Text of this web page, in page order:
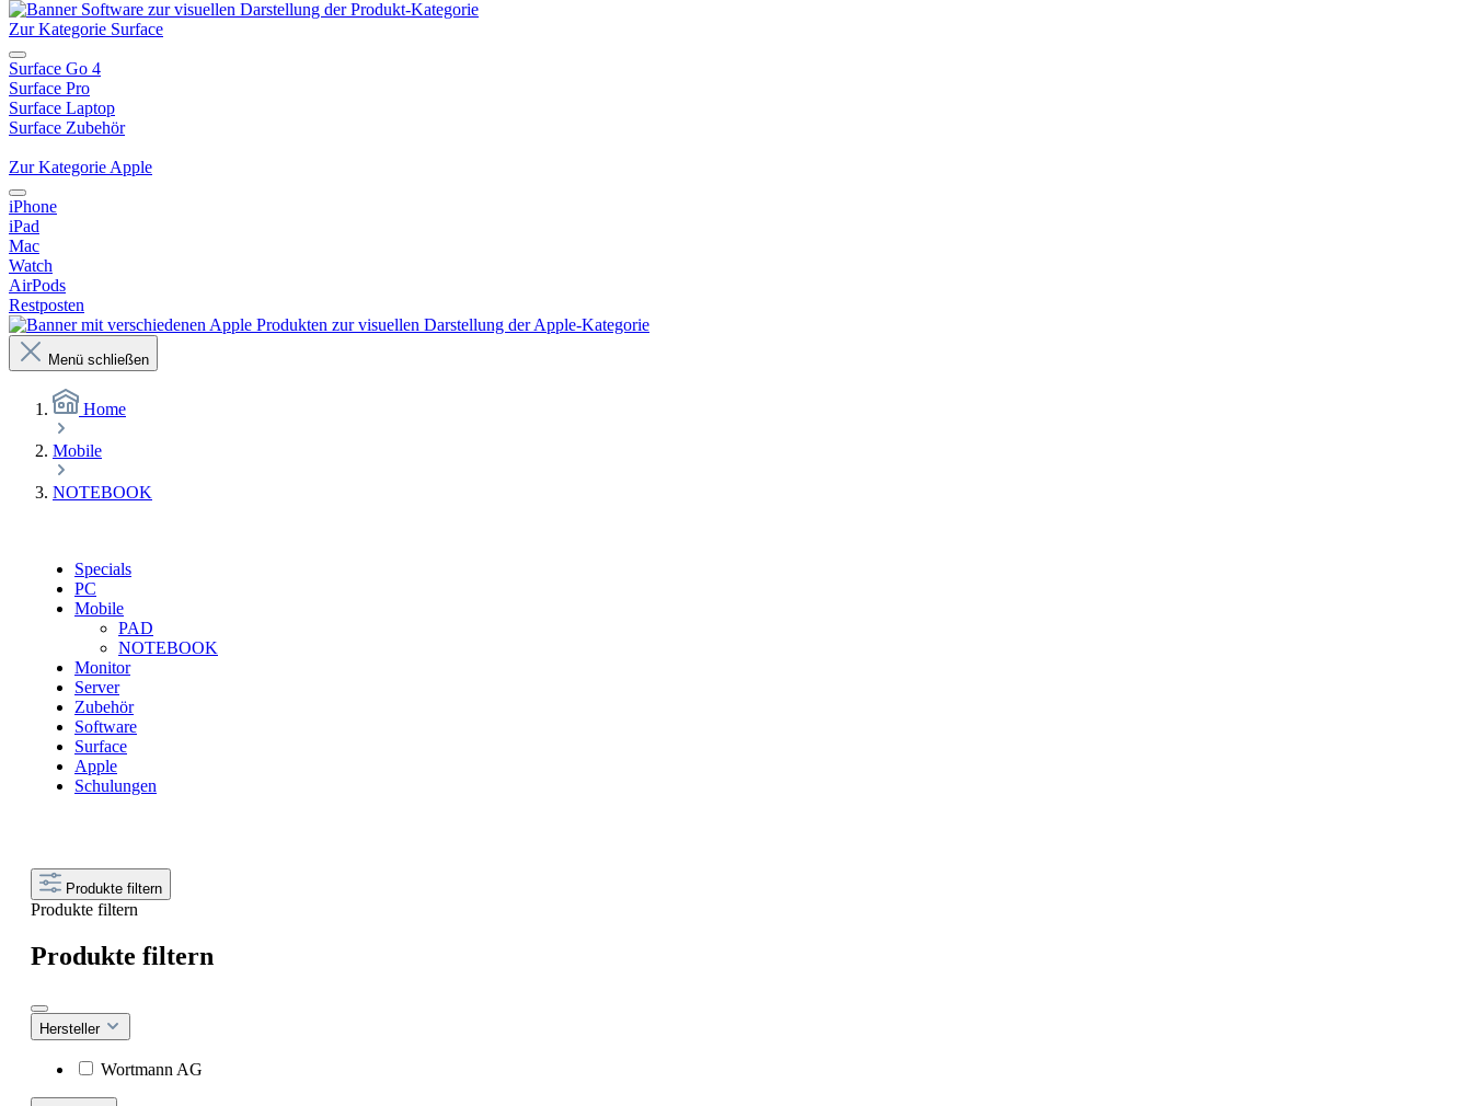
Zur Kategorie Surface
Surface Go 4
Surface Pro
Surface Laptop
Surface Zubehör
Zur Kategorie Apple
iPhone
iPad
Mac
Watch
AirPods
Restposten
Menü schließen
Home
Mobile
NOTEBOOK
Specials
PC
Mobile
PAD
NOTEBOOK
Monitor
Server
Zubehör
Software
Surface
Apple
Schulungen
Produkte filtern
Produkte filtern
Produkte filtern
Hersteller
Wortmann AG